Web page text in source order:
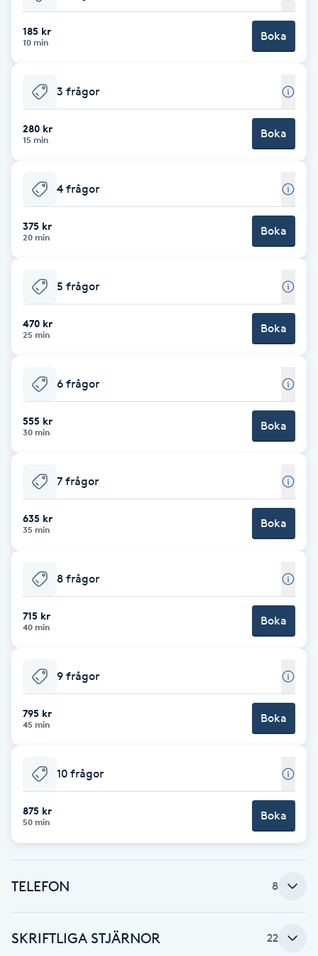
Babylights
Balayage
Barber
Barnklippning
BIAB
Blowout
Bottenfärg
Brynfärgning
Brynplockning
Celluliter
Color correction
Cryoterapi
Damklippning
Diamantslipning
Extensions borttagning
185 kr
10 min Boka
3 frågor
280 kr
15 min Boka
4 frågor
375 kr
20 min Boka
5 frågor
470 kr
25 min Boka
6 frågor
555 kr
30 min Boka
7 frågor
635 kr
35 min Boka
8 frågor
715 kr
40 min Boka
9 frågor
795 kr
45 min Boka
10 frågor
875 kr
50 min Boka
TELEFON 8
SKRIFTLIGA STJÄRNOR 22